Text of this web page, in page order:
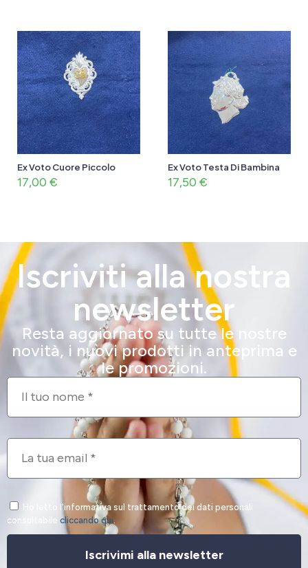
Ex Voto Cuore Piccolo
17,00 €
Ex Voto Testa Di Bambina
17,50 €
Iscriviti alla nostra
newsletter
Resta aggiornato su tutte le nostre
novità, i nuovi prodotti in anteprima e
le promozioni.
Ho letto l'informativa sul trattamento dei dati personali
consultabile cliccando qui.
Iscrivimi alla newsletter